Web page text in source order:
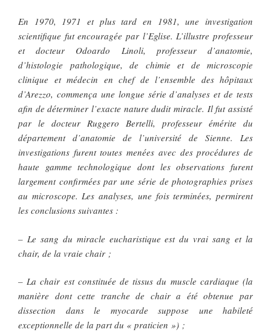
En 1970, 1971 et plus tard en 1981, une investigation
scientifique fut encouragée par l’Eglise. L’illustre professeur
et docteur Odoardo Linoli, professeur d’anatomie,
d’histologie pathologique, de chimie et de microscopie
clinique et médecin en chef de l’ensemble des hôpitaux
d’Arezzo, commença une longue série d’analyses et de tests
afin de déterminer l’exacte nature dudit miracle. Il fut assisté
par le docteur Ruggero Bertelli, professeur émérite du
département d’anatomie de l’université de Sienne. Les
investigations furent toutes menées avec des procédures de
haute gamme technologique dont les observations furent
largement confirmées par une série de photographies prises
au microscope. Les analyses, une fois terminées, permirent
les conclusions suivantes :
– Le sang du miracle eucharistique est du vrai sang et la
chair, de la vraie chair ;
– La chair est constituée de tissus du muscle cardiaque (la
manière dont cette tranche de chair a été obtenue par
dissection dans le myocarde suppose une habileté
exceptionnelle de la part du « praticien ») ;